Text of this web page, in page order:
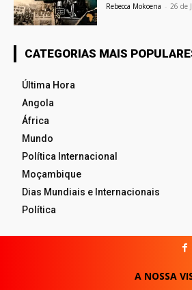
Rebecca Mokoena - 26 de
CATEGORIAS MAIS
Última Hora
Angola
África
Mundo
Política Internacional
Moçambique
Dias Mundiais e Internacionais
Política
A NOSSA